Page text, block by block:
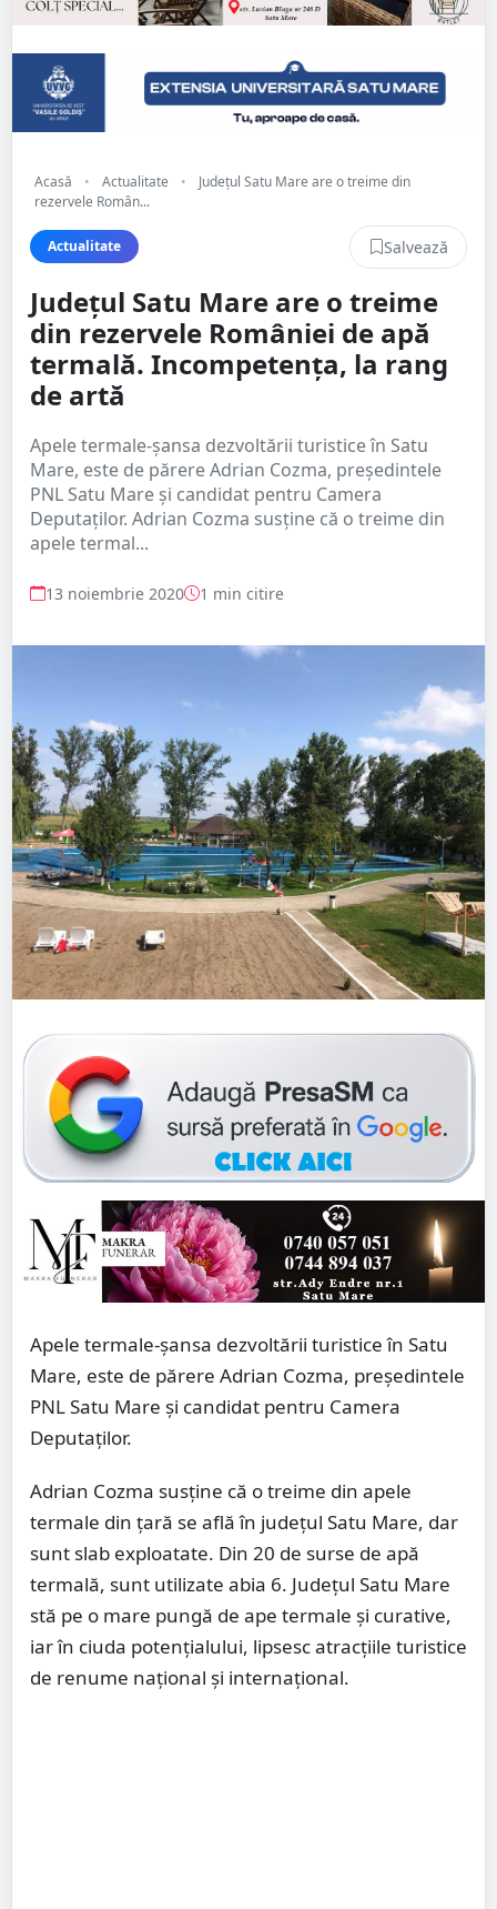
Acasă • Actualitate •
Județul Satu Mare are o treime din
rezervele Român...
Actualitate Salvează
Județul Satu Mare are o treime
din rezervele României de apă
termală. Incompetența, la rang
de artă
Apele termale-șansa dezvoltării turistice în Satu
Mare, este de părere Adrian Cozma, președintele
PNL Satu Mare și candidat pentru Camera
Deputaților. Adrian Cozma susține că o treime din
apele termal...
13 noiembrie 2020 1 min citire
Apele termale-șansa dezvoltării turistice în Satu
Mare, este de părere Adrian Cozma, președintele
PNL Satu Mare și candidat pentru Camera
Deputaților.
Adrian Cozma susține că o treime din apele
termale din ţară se află în judeţul Satu Mare, dar
sunt slab exploatate. Din 20 de surse de apă
termală, sunt utilizate abia 6. Județul Satu Mare
stă pe o mare pungă de ape termale și curative,
iar în ciuda potenţialului, lipsesc atracţiile turistice
de renume naţional şi internaţional.